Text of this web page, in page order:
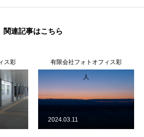
関連記事はこちら
ス彩 有限会社フォトオフィス彩
人
2024.03.11